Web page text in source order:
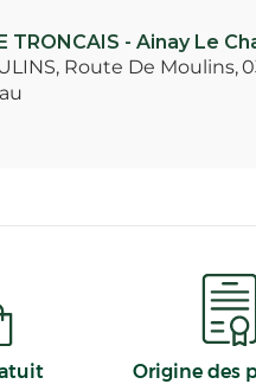
TRONCAIS - Ainay Le
Route De Moulins,
Origine des